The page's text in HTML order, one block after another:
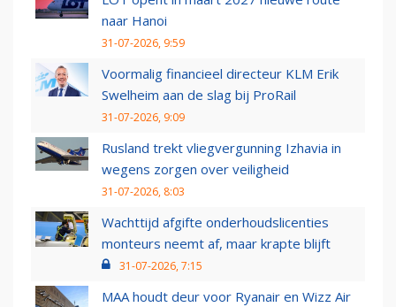
naar Hanoi
31-07-2026, 9:59
Voormalig financieel directeur KLM Erik
Swelheim aan de slag bij ProRail
31-07-2026, 9:09
Rusland trekt vliegvergunning Izhavia in
wegens zorgen over veiligheid
31-07-2026, 8:03
Wachttijd afgifte onderhoudslicenties
monteurs neemt af, maar krapte blijft
31-07-2026, 7:15
MAA houdt deur voor Ryanair en Wizz Air